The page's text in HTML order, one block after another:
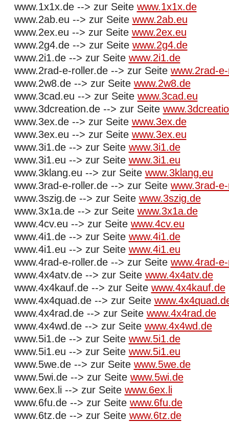
www.1x1x.de --> zur Seite www.1x1x.de
www.2ab.eu --> zur Seite www.2ab.eu
www.2ex.eu --> zur Seite www.2ex.eu
www.2g4.de --> zur Seite www.2g4.de
www.2i1.de --> zur Seite www.2i1.de
www.2rad-e-roller.de --> zur Seite www.2rad-
www.2w8.de --> zur Seite www.2w8.de
www.3cad.eu --> zur Seite www.3cad.eu
www.3dcreation.de --> zur Seite
www.3ex.de --> zur Seite www.3ex.de
www.3ex.eu --> zur Seite www.3ex.eu
www.3i1.de --> zur Seite www.3i1.de
www.3i1.eu --> zur Seite www.3i1.eu
www.3klang.eu --> zur Seite www.3klang.eu
www.3rad-e-roller.de --> zur Seite www.3rad-
www.3szig.de --> zur Seite www.3szig.de
www.3x1a.de --> zur Seite www.3x1a.de
www.4cv.eu --> zur Seite www.4cv.eu
www.4i1.de --> zur Seite www.4i1.de
www.4i1.eu --> zur Seite www.4i1.eu
www.4rad-e-roller.de --> zur Seite www.4rad-
www.4x4atv.de --> zur Seite www.4x4atv.de
www.4x4kauf.de --> zur Seite www.4x4kauf.de
www.4x4quad.de --> zur Seite
www.4x4rad.de --> zur Seite www.4x4rad.de
www.4x4wd.de --> zur Seite www.4x4wd.de
www.5i1.de --> zur Seite www.5i1.de
www.5i1.eu --> zur Seite www.5i1.eu
www.5we.de --> zur Seite www.5we.de
www.5wi.de --> zur Seite www.5wi.de
www.6ex.li --> zur Seite www.6ex.li
www.6fu.de --> zur Seite www.6fu.de
www.6tz.de --> zur Seite www.6tz.de